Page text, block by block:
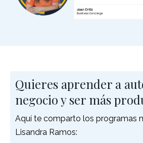
Quieres aprender a
negocio y ser más
Aquí te comparto los programas
Lisandra Ramos: